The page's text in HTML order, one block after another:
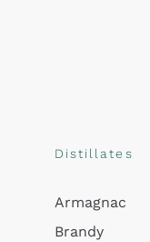
Distillates
Armagnac
Brandy